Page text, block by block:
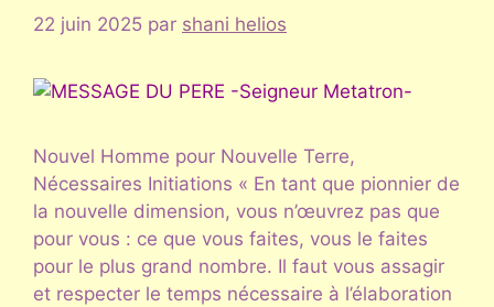
22 juin 2025 par shani helios
Nouvel Homme pour Nouvelle Terre,
Nécessaires Initiations « En tant que pionnier de
la nouvelle dimension, vous n’œuvrez pas que
pour vous : ce que vous faites, vous le faites
pour le plus grand nombre. Il faut vous assagir
et respecter le temps nécessaire à l’élaboration